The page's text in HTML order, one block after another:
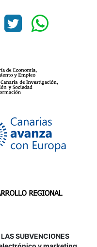
SUBVENCIONES